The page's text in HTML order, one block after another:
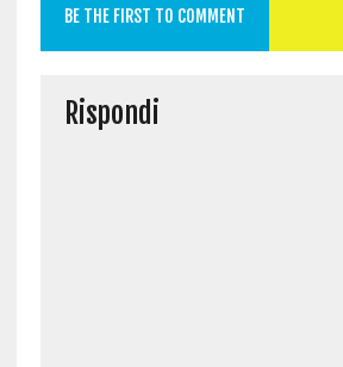
BE THE FIRST TO COMMENT
Rispondi